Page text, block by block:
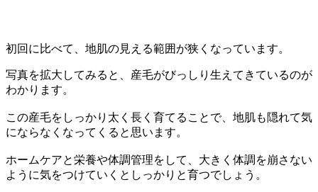
初回に比べて、地肌の見える範囲が狭くなっています。
写真を拡大してみると、産毛がびっしり生えてきているのが
わかります。
この産毛をしっかり太く長く育てることで、地肌も隠れて気
にならなくなってくると思います。
ホームケアと栄養や体調管理をして、大きく体調を崩さない
ように気をつけていくとしっかりと育つでしょう。